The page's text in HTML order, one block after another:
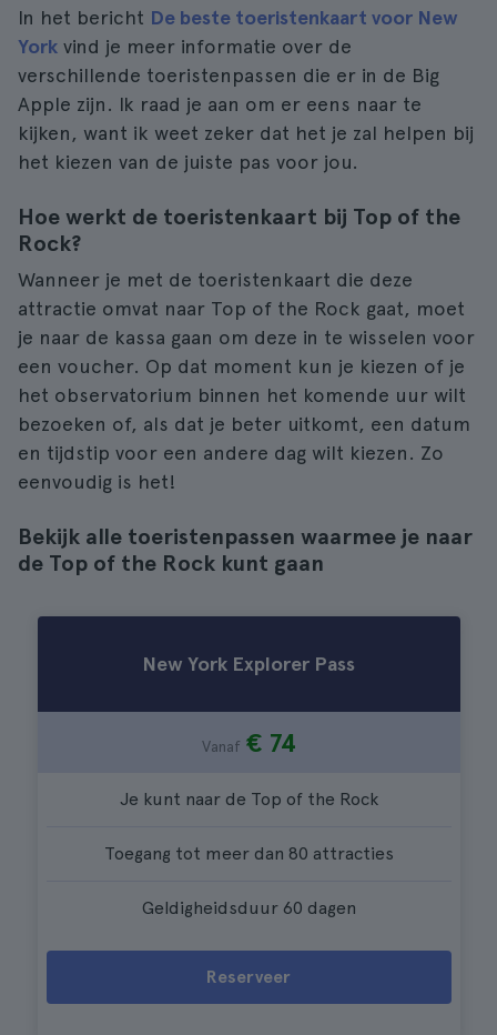
In het bericht De beste toeristenkaart voor New
York vind je meer informatie over de
verschillende toeristenpassen die er in de Big
Apple zijn. Ik raad je aan om er eens naar te
kijken, want ik weet zeker dat het je zal helpen bij
het kiezen van de juiste pas voor jou.
Hoe werkt de toeristenkaart bij Top of the
Rock?
Wanneer je met de toeristenkaart die deze
attractie omvat naar Top of the Rock gaat, moet
je naar de kassa gaan om deze in te wisselen voor
een voucher. Op dat moment kun je kiezen of je
het observatorium binnen het komende uur wilt
bezoeken of, als dat je beter uitkomt, een datum
en tijdstip voor een andere dag wilt kiezen. Zo
eenvoudig is het!
Bekijk alle toeristenpassen waarmee je naar
de Top of the Rock kunt gaan
New York Explorer Pass
Vanaf € 74
Je kunt naar de Top of the Rock
Toegang tot meer dan 80 attracties
Geldigheidsduur 60 dagen
Reserveer